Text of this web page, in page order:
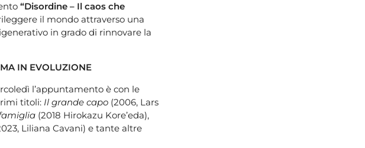
“Disordine – Il caos che
il mondo attraverso una
in grado di rinnovare la
IN EVOLUZIONE
l’appuntamento è con le
titoli: Il grande capo (2006, Lars
(2018 Hirokazu Kore’eda),
Liliana Cavani) e tante altre